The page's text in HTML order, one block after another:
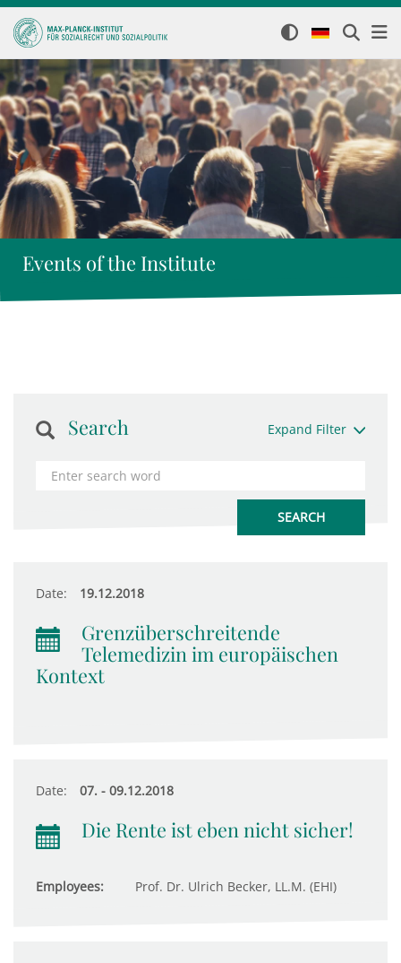
Events of the Institute
Search Expand Filter
Date: 19.12.2018
Grenzüberschreitende
Telemedizin im europäischen
Kontext
Date: 07. - 09.12.2018
Die Rente ist eben nicht sicher!
Employees: Prof. Dr. Ulrich Becker, LL.M. (EHI)